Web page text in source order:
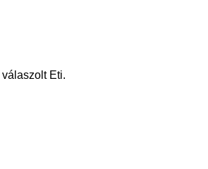
Eti.